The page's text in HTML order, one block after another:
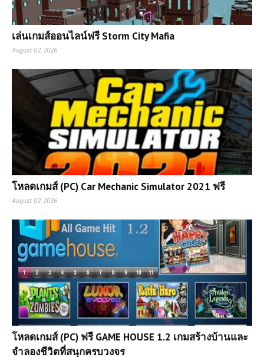
เล่นเกมส์ออนไลน์ฟรี Storm City Mafia
August 02, 2026
โหลดเกมส์ (PC) Car Mechanic Simulator 2021 ฟรี
August 02, 2026
โหลดเกมส์ (PC) ฟรี GAME HOUSE 1.2 เกมสร้างบ้านและ
จำลองชีวิตที่สนุกครบวงจร